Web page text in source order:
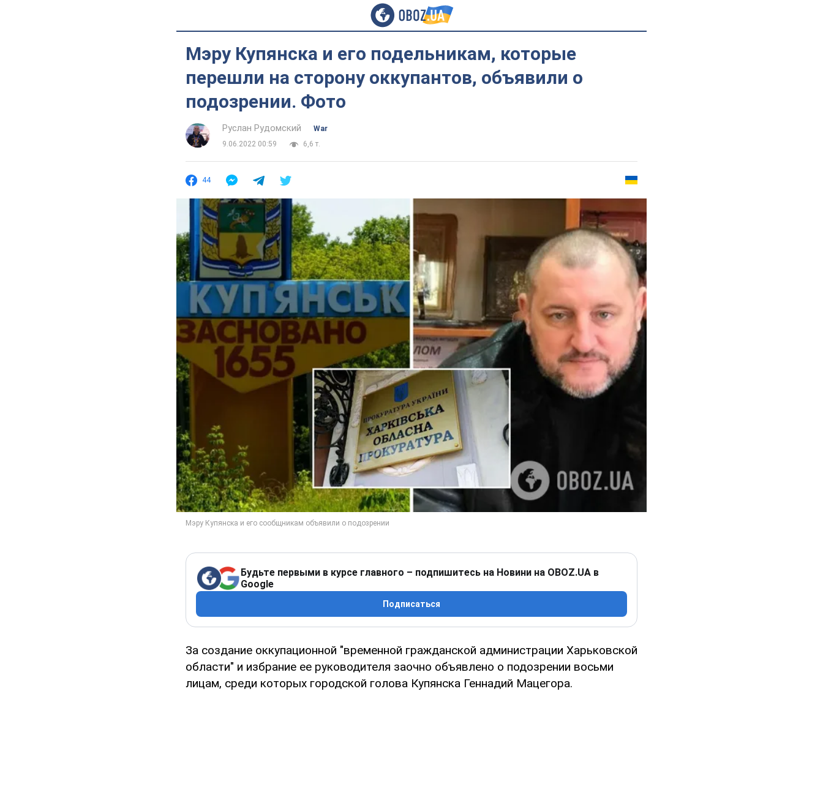
Мэру Купянска и его подельникам, которые
перешли на сторону оккупантов, объявили о
подозрении. Фото
Руслан Рудомский
War
9.06.2022 00:59
6,6 т.
44
Будьте первыми в курсе главного – подпишитесь на Новини на OBOZ.UA в
Google
Подписаться
За создание оккупационной "временной гражданской администрации Харьковской
области" и избрание ее руководителя заочно объявлено о подозрении восьми
лицам, среди которых городской голова Купянска Геннадий Мацегора.